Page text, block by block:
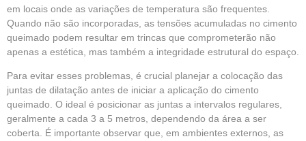
em locais onde as variações de temperatura são frequentes.
Quando não são incorporadas, as tensões acumuladas no cimento
queimado podem resultar em trincas que comprometerão não
apenas a estética, mas também a integridade estrutural do espaço.
Para evitar esses problemas, é crucial planejar a colocação das
juntas de dilatação antes de iniciar a aplicação do cimento
queimado. O ideal é posicionar as juntas a intervalos regulares,
geralmente a cada 3 a 5 metros, dependendo da área a ser
coberta. É importante observar que, em ambientes externos, as